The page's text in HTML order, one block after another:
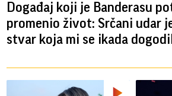
Događaj koji je Banderasu
promenio život: Srčani udar
stvar koja mi se ikada